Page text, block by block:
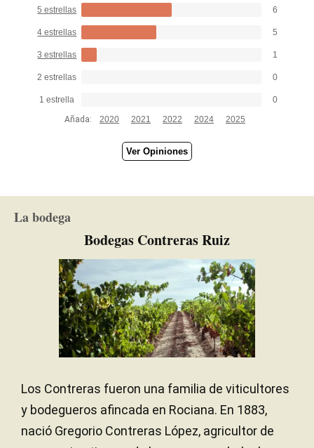
5 estrellas 6
4 estrellas 5
3 estrellas 1
2 estrellas 0
1 estrella
0
Añada:
2020 2021 2022 2024 2025
Ver Opiniones
La bodega
Bodegas Contreras Ruiz
Los Contreras fueron una familia de viticultores
y bodegueros afincada en Rociana. En 1883,
nació Gregorio Contreras López, agricultor de